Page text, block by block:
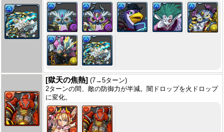
[獄天の焦熱] (7→5ターン)
2ターンの間、敵の防御力が半減。闇ドロップを火ドロップ
に変化。